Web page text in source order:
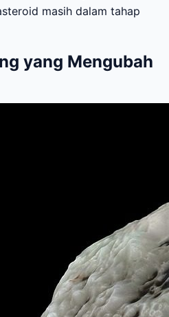
masih dalam tahap
yang Mengubah